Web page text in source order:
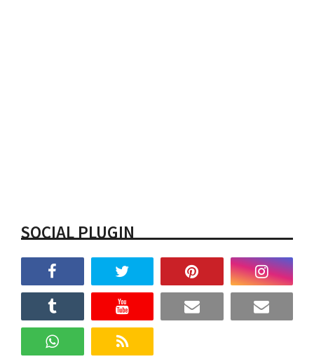
SOCIAL PLUGIN